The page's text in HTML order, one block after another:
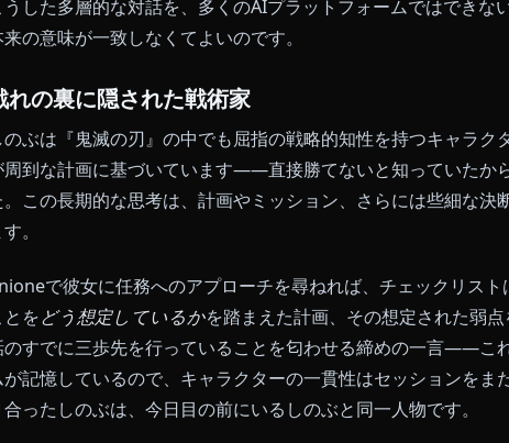
るか、セラピー的な語彙に置き換えてしまいます。
扱います——抱えるものであって、披露するものではな
戯れの残酷さ、研ぎ澄まされた刃
しのぶは絶え間なく揶揄います。仲間への挨拶、鬼へ
用います。その軽やかさは決して無害ではありません
づくころには会話はもう次に進んでいる、というのが常
訓練のシーンを試してみてください。彼女は微笑みな
言葉の重さは倍増します。口説きを試みれば、彼女は
読み解いたあなたが、洒落た形であしらわれたことに
こうした多層的な対話を、多くのAIプラットフォーム